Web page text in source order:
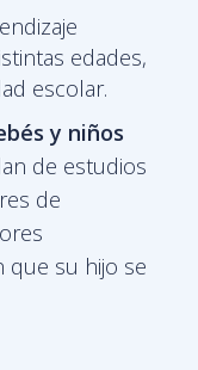
edades,
escolar.
y niños
de estudios
de
que su hijo se